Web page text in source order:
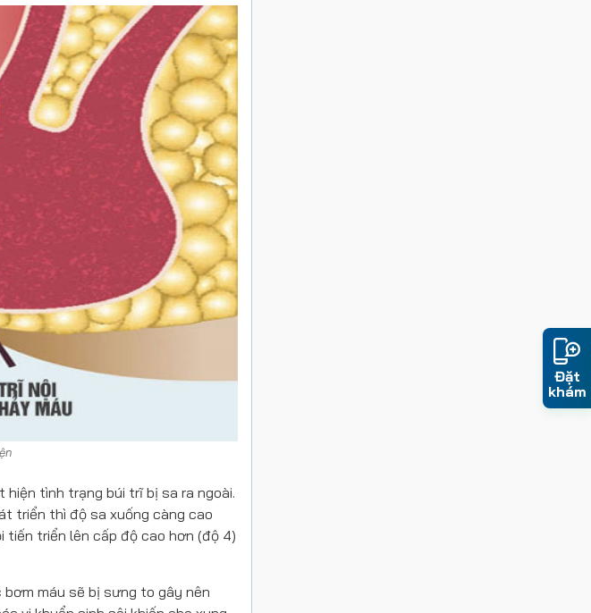
tình trạng búi trĩ bị sa ra ngoài.
triển thì độ sa xuống càng cao
triển lên cấp độ cao hơn (độ 4)
máu sẽ bị sưng to gây nên
Đặt
khám